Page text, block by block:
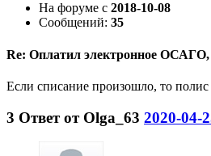
На форуме с 2018-10-08
Сообщений: 35
Re: Оплатил электронное ОСАГО,
Если списание произошло, то
3 Ответ от Olga_63 2020-04-